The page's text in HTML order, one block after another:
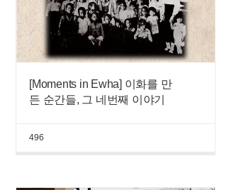
[Moments in Ewha] 이화를 만
든 순간들, 그 네번째 이야기
496